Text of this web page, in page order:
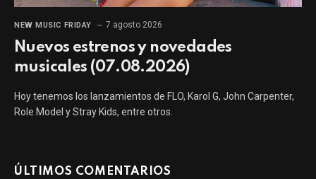
NEW MUSIC FRIDAY 7 agosto 2026
Nuevos estrenos y novedades
musicales (07.08.2026)
Hoy tenemos los lanzamientos de FLO, Karol G, John Carpenter,
Role Model y Stray Kids, entre otros.
ÚLTIMOS COMENTARIOS